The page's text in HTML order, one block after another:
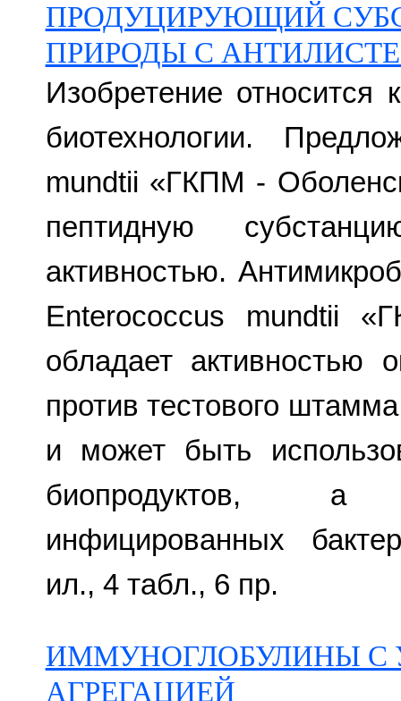
ПРОДУЦИРУЮЩИЙ
ПРИРОДЫ С
Изобретение относится
биотехнологии.
mundtii «ГКПМ -
пептидную
активностью.
Enterococcus mundtii
обладает
против тестового
и может быть
биопродуктов, а
инфицированных
ил., 4 табл., 6 пр.
ИММУНОГЛОБУЛИНЫ
АГРЕГАЦИЕЙ